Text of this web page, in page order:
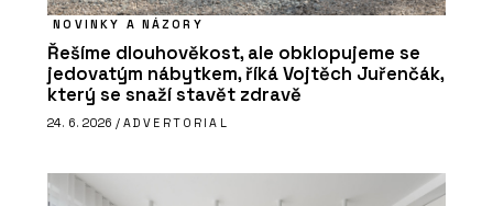
NOVINKY A NÁZORY
Řešíme dlouhověkost, ale obklopujeme se
jedovatým nábytkem, říká Vojtěch Juřenčák,
který se snaží stavět zdravě
24. 6. 2026 / ADVERTORIAL